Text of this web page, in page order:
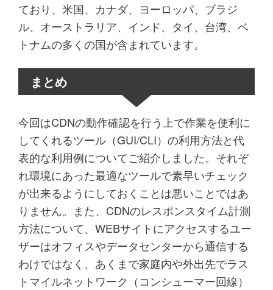
ており、米国、カナダ、ヨーロッパ、ブラジ
ル、オーストラリア、インド、タイ、台湾、ベ
トナムの多くの国が含まれています。
まとめ
今回はCDNの動作確認を行う上で作業を便利に
してくれるツール（GUI/CLI）の利用方法と代
表的な利用例についてご紹介しました。それぞ
れ環境にあった最適なツールで素早いチェック
が出来るようにしておくことは悪いことではあ
りません。また、CDNのレスポンスタイム計測
方法について、WEBサイトにアクセスするユー
ザーはオフィスやデータセンターから通信する
わけではなく、あくまで家庭内や外出先でラス
トマイルネットワーク（コンシューマー回線）